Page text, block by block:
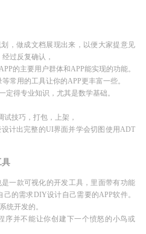
，做成文档展现出来，以便大家提意见
过反复确认，
的主要用户群体和APP能实现的功能。
常用的工具让你的APP更丰富一些。
定得专业知识，尤其是数学基础。
技巧，打包，上架，
计出完整的UI界面并学会切图使用ADT
具
一款可视化的开发工具，里面带有功能
的需求DIY设计自己需要的APP软件。
统开发的。
序并不能让你创建下一个愤怒的小鸟或